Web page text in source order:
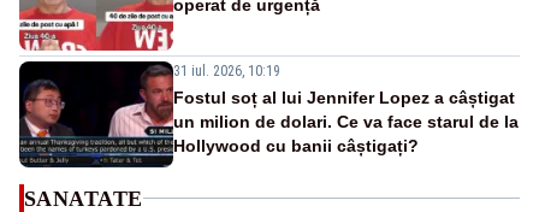
operat de urgență
31 iul. 2026, 10:19
Fostul soț al lui Jennifer Lopez a câștigat
un milion de dolari. Ce va face starul de la
Hollywood cu banii câștigați?
SANATATE